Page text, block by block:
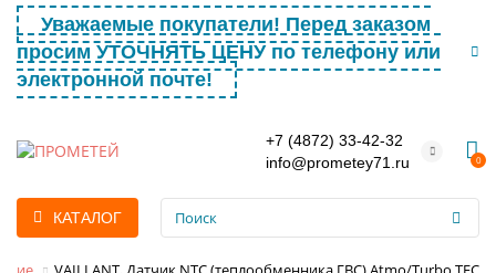
Уважаемые покупатели! Перед заказом
просим УТОЧНЯТЬ ЦЕНУ по телефону или
электронной почте!
+7 (4872) 33-42-32
info@prometey71.ru
0
КАТАЛОГ